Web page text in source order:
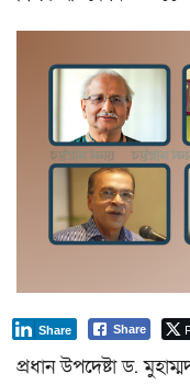
a
t
Share
Share
প্রধান উপদেষ্টা ড.